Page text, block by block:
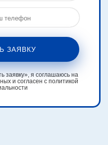
ЗАЯВКУ
заявку», я соглашаюсь на
и согласен с политикой